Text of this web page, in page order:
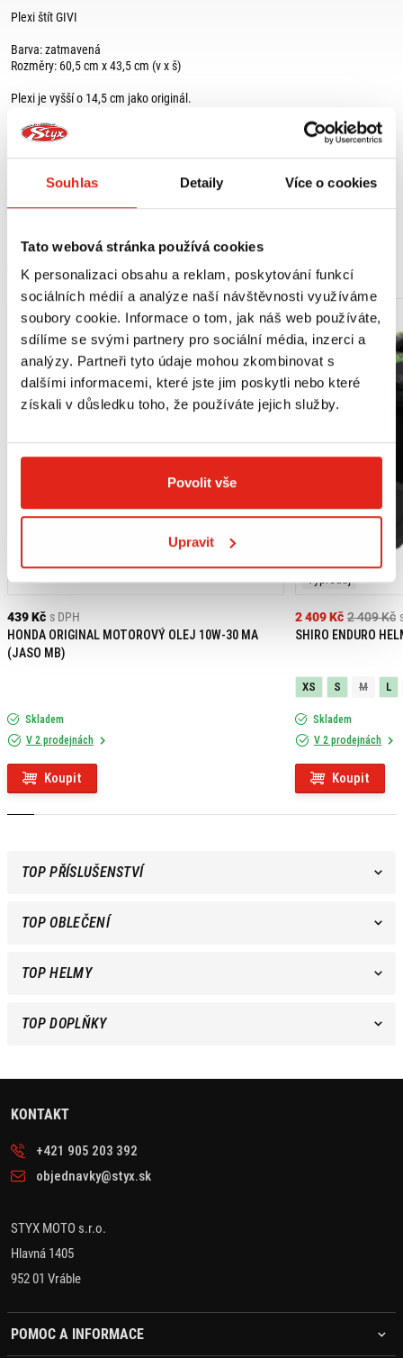
Souhlas Detaily Více o cookies
Tato webová stránka používá cookies
K personalizaci obsahu a reklam, poskytování funkcí
sociálních médií a analýze naší návštěvnosti využíváme
soubory cookie. Informace o tom, jak náš web používáte,
sdílíme se svými partnery pro sociální média, inzerci a
analýzy. Partneři tyto údaje mohou zkombinovat s
dalšími informacemi, které jste jim poskytli nebo které
získali v důsledku toho, že používáte jejich služby.
Povolit vše
Upravit
Plexi štít GIVI
Barva: zatmavená
Rozměry: 60,5 cm x 43,5 cm (v x š)
Plexi je vyšší o 14,5 cm jako originál.
K montáži je třeba dokoupit montážní sadu D1163KIT.
Vhodné pro:
439 Kč s DPH
HONDA ORIGINAL MOTOROVÝ OLEJ 10W-30 MA
(JASO MB)
Skladem
V 2 prodejnách
Koupit
Výpredaj
2 409 Kč
2 409 Kč
SHIRO ENDURO
XS S M L
Skladem
V 2 prodejnách
Koupit
TOP PŘÍSLUŠENSTVÍ
TOP OBLEČENÍ
TOP HELMY
TOP DOPLŇKY
KONTAKT
+421 905 203 392
objednavky@styx.sk
STYX MOTO s.r.o.
Hlavná 1405
952 01 Vráble
POMOC A INFORMACE